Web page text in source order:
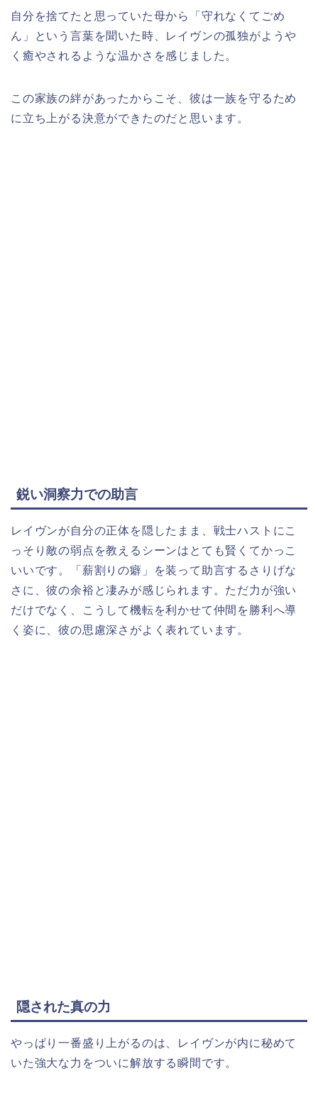
自分を捨てたと思っていた母から「守れなくてごめ
ん」という言葉を聞いた時、レイヴンの孤独がようや
く癒やされるような温かさを感じました。
この家族の絆があったからこそ、彼は一族を守るため
に立ち上がる決意ができたのだと思います。
鋭い洞察力での助言
レイヴンが自分の正体を隠したまま、戦士ハストにこ
っそり敵の弱点を教えるシーンはとても賢くてかっこ
いいです。「薪割りの癖」を装って助言するさりげな
さに、彼の余裕と凄みが感じられます。ただ力が強い
だけでなく、こうして機転を利かせて仲間を勝利へ導
く姿に、彼の思慮深さがよく表れています。
隠された真の力
やっぱり一番盛り上がるのは、レイヴンが内に秘めて
いた強大な力をついに解放する瞬間です。